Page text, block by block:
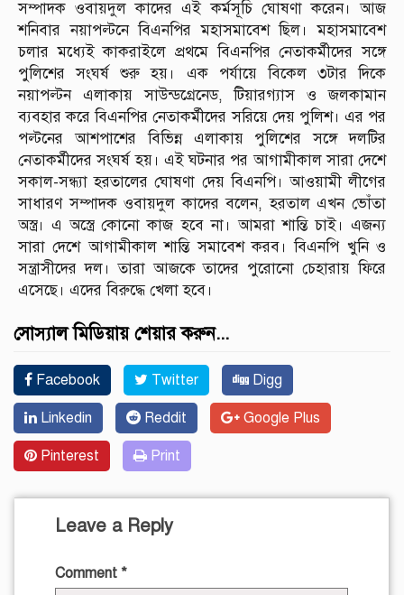
সম্পাদক ওবায়দুল কাদের এই কর্মসূচি ঘোষণা করেন। আজ
শনিবার নয়াপল্টনে বিএনপির মহাসমাবেশ ছিল। মহাসমাবেশ
চলার মধ্যেই কাকরাইলে প্রথমে বিএনপির নেতাকর্মীদের সঙ্গে
পুলিশের সংঘর্ষ শুরু হয়। এক পর্যায়ে বিকেল ৩টার দিকে
নয়াপল্টন এলাকায় সাউন্ডগ্রেনেড, টিয়ারগ্যাস ও জলকামান
ব্যবহার করে বিএনপির নেতাকর্মীদের সরিয়ে দেয় পুলিশ। এর পর
পল্টনের আশপাশের বিভিন্ন এলাকায় পুলিশের সঙ্গে দলটির
নেতাকর্মীদের সংঘর্ষ হয়। এই ঘটনার পর আগামীকাল সারা দেশে
সকাল-সন্ধ্যা হরতালের ঘোষণা দেয় বিএনপি। আওয়ামী লীগের
সাধারণ সম্পাদক ওবায়দুল কাদের বলেন, হরতাল এখন ভোঁতা
অস্ত্র। এ অস্ত্রে কোনো কাজ হবে না। আমরা শান্তি চাই। এজন্য
সারা দেশে আগামীকাল শান্তি সমাবেশ করব। বিএনপি খুনি ও
সন্ত্রাসীদের দল। তারা আজকে তাদের পুরোনো চেহারায় ফিরে
এসেছে। এদের বিরুদ্ধে খেলা হবে।
সোস্যাল মিডিয়ায় শেয়ার করুন...
Facebook Twitter Digg
Linkedin Reddit Google Plus
Pinterest Print
Leave a Reply
Comment *